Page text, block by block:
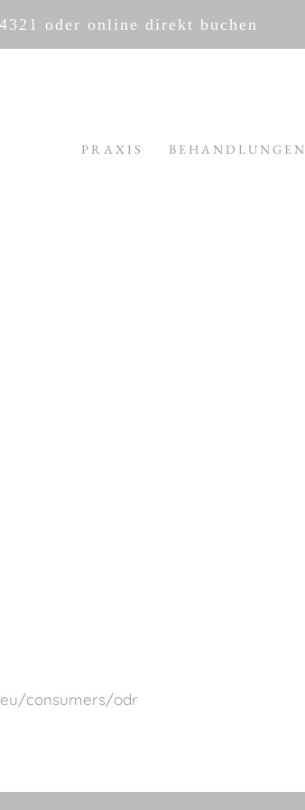
oder online direkt buchen
PRAXIS BEHANDLUNGEN
consumers/odr